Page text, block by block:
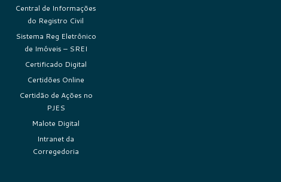
Central de Informações
do Registro Civil
Sistema Reg Eletrônico
de Imóveis – SREI
Certificado Digital
Certidões Online
Certidão de Ações no
PJES
Malote Digital
Intranet da
Corregedoria